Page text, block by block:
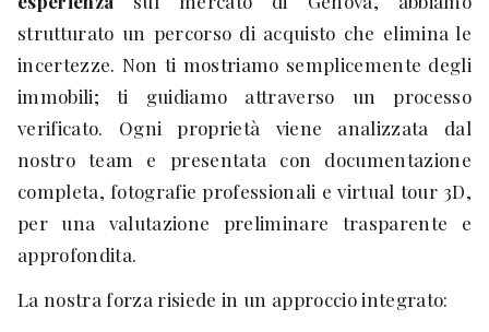
strutturato un percorso di acquisto che elimina le
incertezze. Non ti mostriamo semplicemente degli
immobili; ti guidiamo attraverso un processo
verificato. Ogni proprietà viene analizzata dal
nostro team e presentata con documentazione
completa, fotografie professionali e virtual tour 3D,
per una valutazione preliminare trasparente e
approfondita.
La nostra forza risiede in un approccio integrato: